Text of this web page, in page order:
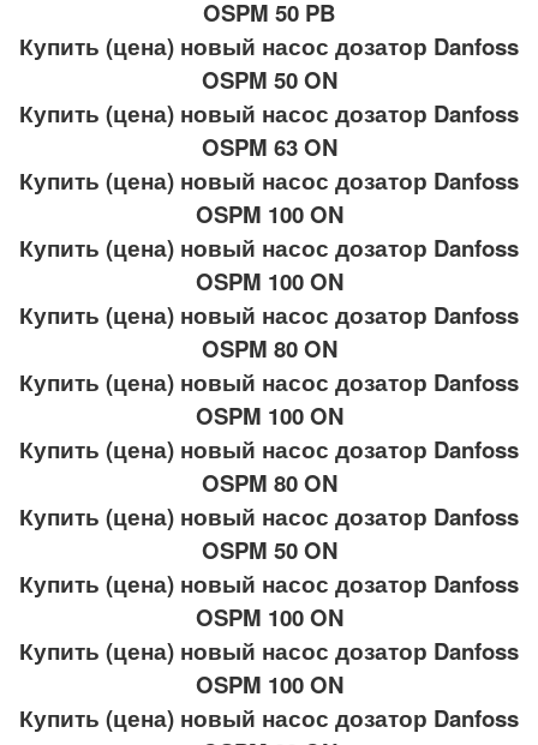
OSPM 50 PB
Купить (цена) новый насос дозатор Danfoss
OSPM 50 ON
Купить (цена) новый насос дозатор Danfoss
OSPM 63 ON
Купить (цена) новый насос дозатор Danfoss
OSPM 100 ON
Купить (цена) новый насос дозатор Danfoss
OSPM 100 ON
Купить (цена) новый насос дозатор Danfoss
OSPM 80 ON
Купить (цена) новый насос дозатор Danfoss
OSPM 100 ON
Купить (цена) новый насос дозатор Danfoss
OSPM 80 ON
Купить (цена) новый насос дозатор Danfoss
OSPM 50 ON
Купить (цена) новый насос дозатор Danfoss
OSPM 100 ON
Купить (цена) новый насос дозатор Danfoss
OSPM 100 ON
Купить (цена) новый насос дозатор Danfoss